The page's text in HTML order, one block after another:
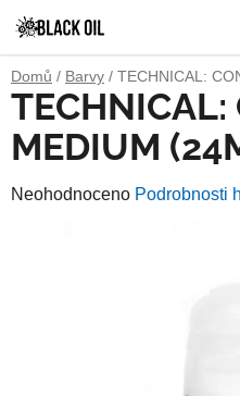
na
obsah
Domů / Barvy / TECHNICAL:
TECHNICAL:
MEDIUM
Průměrné
Neohodnoceno Podrobnosti